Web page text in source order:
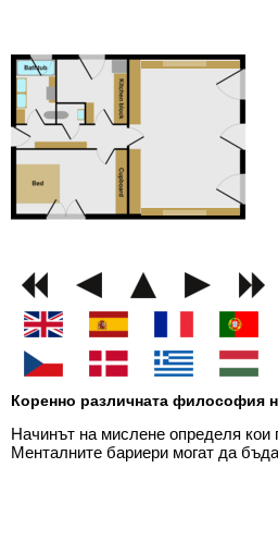
Коренно различната философия
Начинът на мислене определя
Менталните бариери могат да